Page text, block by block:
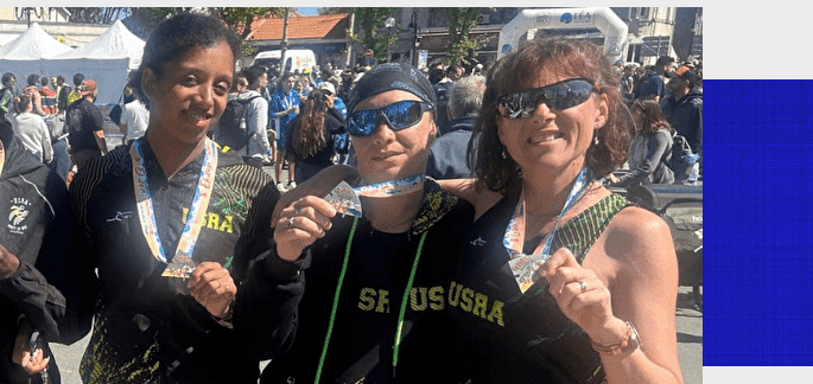
Exporter les lignes sélectionnées
Exporter toutes les colonnes
Exporter uniquement les colonnes affichées
Menu
<
>
Adhésion 2026-2027
L'actu de l'USRA
Les entraînements
Adhésion 2025 2026
Adhésion 2026- 2027
Comité directeur / Nous contacter
Adhésion 2025 2026